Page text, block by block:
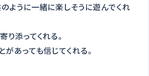
ように一緒に楽しそうに遊んでくれ
り添ってくれる。
があっても信じてくれる。